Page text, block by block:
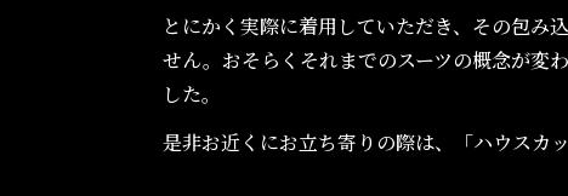
とにかく実際に着用していただき、その包み
せん。おそらくそれまでのスーツの概念が変
した。
是非お近くにお立ち寄りの際は、「ハウスカ